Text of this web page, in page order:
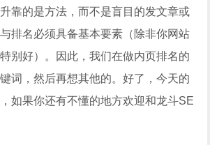
靠的是方法，而不是盲目的发文章或
排名必须具备基本要素（除非你网站
别好）。因此，我们在做内页排名的
词，然后再想其他的。好了，今天的
如果你还有不懂的地方欢迎和龙斗SE